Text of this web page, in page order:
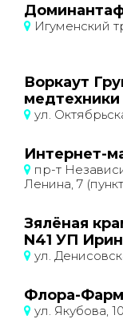
Игуменский
Воркаут
медтехники
ул.
Интернет-
пр-т
Ленина, 7
Зялёная
N41 УП
ул.
Флора-
ул. Якубова,